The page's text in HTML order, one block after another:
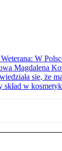
W
Magdalena
się, że
skład w